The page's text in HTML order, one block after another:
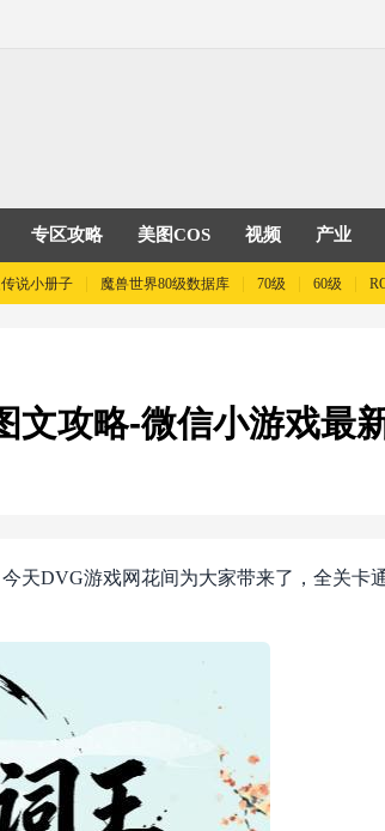
专区攻略 美图COS 视频 产业
说小册子 魔兽世界80级数据库 70级 60级
文攻略-微信小游戏最
天DVG游戏网花间为大家带来了，全关卡